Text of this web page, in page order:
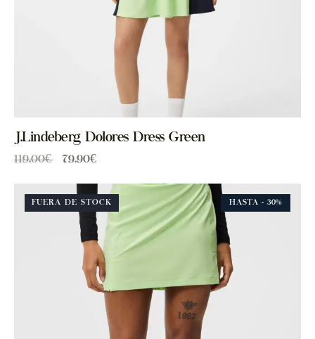
J.Lindeberg Dolores Dress Green
119.00€ 79.90€
FUERA DE STOCK HASTA - 30%